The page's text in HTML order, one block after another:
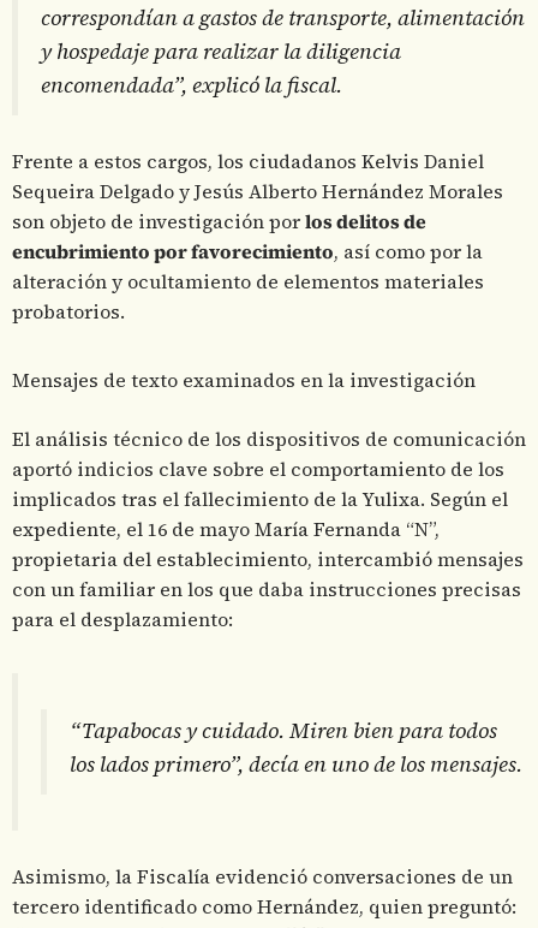
correspondían a gastos de transporte, alimentación
y hospedaje para realizar la diligencia
encomendada”, explicó la fiscal.
Frente a estos cargos, los ciudadanos Kelvis Daniel
Sequeira Delgado y Jesús Alberto Hernández Morales
son objeto de investigación porlos delitos de
encubrimiento por favorecimiento, así como por la
alteración y ocultamiento de elementos materiales
probatorios.
Mensajes de texto examinados en la investigación
El análisis técnico de los dispositivos de comunicación
aportó indicios clave sobre el comportamiento de los
implicados tras el fallecimiento de la Yulixa. Según el
expediente, el 16 de mayo María Fernanda “N”,
propietaria del establecimiento, intercambió mensajes
con un familiar en los que daba instrucciones precisas
para el desplazamiento:
“Tapabocas y cuidado. Miren bien para todos
los lados primero”, decía en uno de los mensajes.
Asimismo, la Fiscalía evidenció conversaciones de un
tercero identificado como Hernández, quien preguntó: